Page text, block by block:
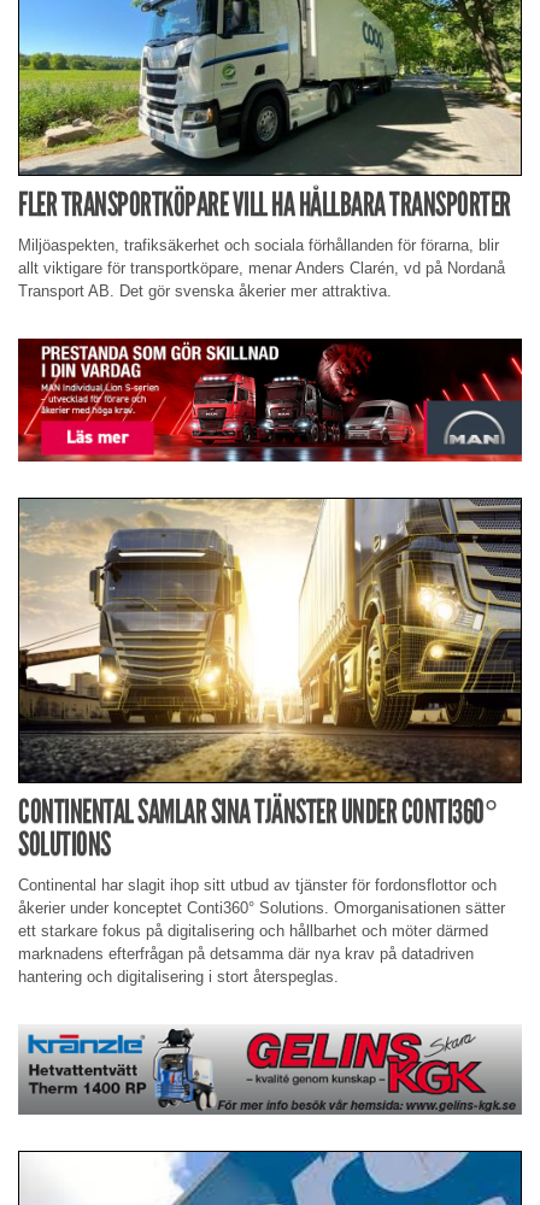
FLER TRANSPORTKÖPARE VILL HA HÅLLBARA TRANSPORTER
Miljöaspekten, trafiksäkerhet och sociala förhållanden för förarna, blir
allt viktigare för transportköpare, menar Anders Clarén, vd på Nordanå
Transport AB. Det gör svenska åkerier mer attraktiva.
CONTINENTAL SAMLAR SINA TJÄNSTER UNDER CONTI360°
SOLUTIONS
Continental har slagit ihop sitt utbud av tjänster för fordonsflottor och
åkerier under konceptet Conti360° Solutions. Omorganisationen sätter
ett starkare fokus på digitalisering och hållbarhet och möter därmed
marknadens efterfrågan på detsamma där nya krav på datadriven
hantering och digitalisering i stort återspeglas.